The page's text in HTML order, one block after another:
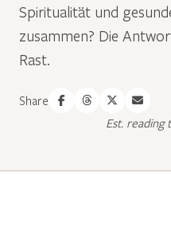
Spiritualität und
zusammen? Die
Rast.
Share
Est. reading